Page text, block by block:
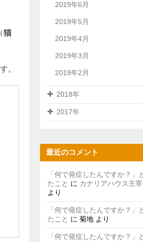
猫
。
2019年6月
2019年5月
2019年4月
2019年3月
2019年2月
2018年
2017年
最近のコメント
「何で発症したんですか？」
たこと に カナリアハウス主
より
「何で発症したんですか？」
たこと に 菊地 より
「何で発症したんですか？」